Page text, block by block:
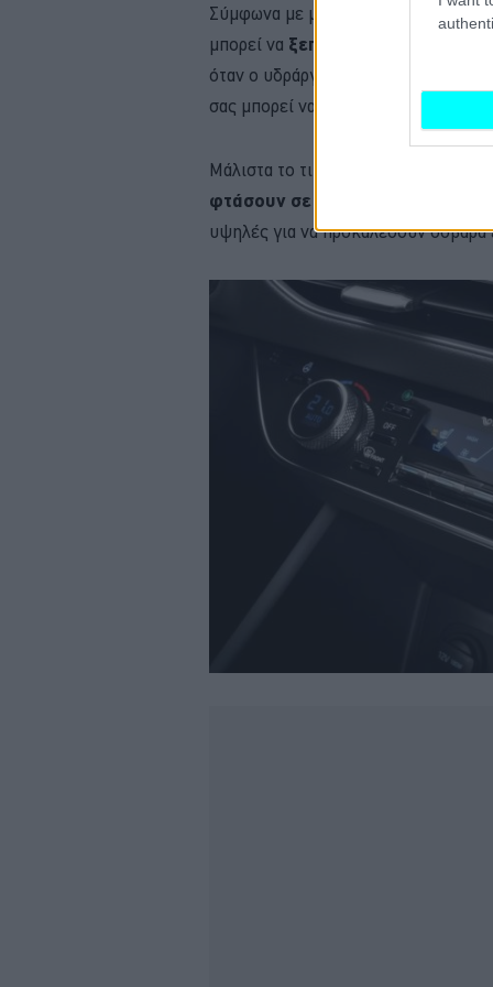
Σύμφωνα με μελέτες, η
μπορεί να ξεπεράσει την
όταν ο υδράργυρος σκαρφαλώνει
σας μπορεί να μετατραπεί σε έναν
Μάλιστα το τιμόνι και το ταμπλό,
φτάσουν σε θερμοκρασίες που
υψηλές για να προκαλέσουν σοβαρά